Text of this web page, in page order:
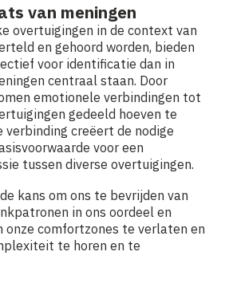
van meningen
overtuigingen in de context van
en gehoord worden, bieden
voor identificatie dan in
centraal staan. Door
emotionele verbindingen tot
gedeeld hoeven te
verbinding creëert de nodige
voor een
tussen diverse overtuigingen.
kans om ons te bevrijden van
in ons oordeel en
onze comfortzones te verlaten en
te horen en te